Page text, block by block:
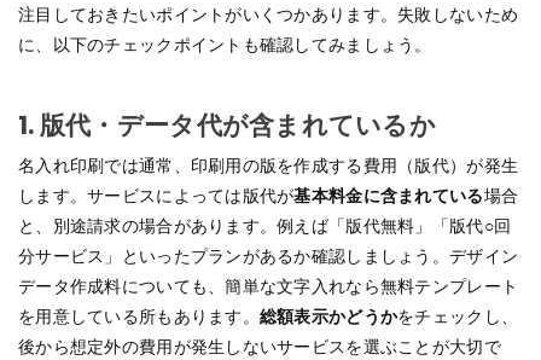
注目しておきたいポイントがいくつかあります。失敗しないため
に、以下のチェックポイントも確認してみましょう。
1.版代・データ代が含まれているか
名入れ印刷では通常、印刷用の版を作成する費用（版代）が発生
します。サービスによっては版代が基本料金に含まれている場合
と、別途請求の場合があります。例えば「版代無料」「版代○回
分サービス」といったプランがあるか確認しましょう。デザイン
データ作成料についても、簡単な文字入れなら無料テンプレート
を用意している所もあります。 総額表示かどうかをチェックし、
後から想定外の費用が発生しないサービスを選ぶことが大切で